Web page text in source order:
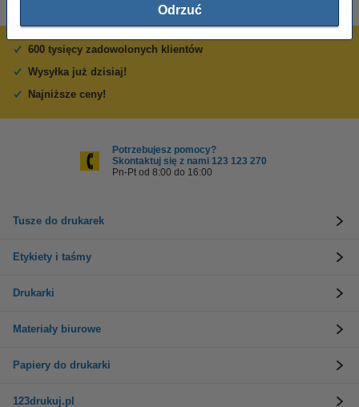
Odrzuć
600 tysięcy zadowolonych klientów
Wysyłka już dzisiaj!
Najniższe ceny!
Potrzebujesz pomocy?
Skontaktuj się z nami 123 123 270
Pn-Pt od 8:00 do 16:00
Tusze do drukarek
Etykiety i taśmy
Drukarki
Materiały biurowe
Papiery do drukarki
123drukuj.pl